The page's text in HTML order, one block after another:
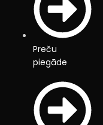
Preču
piegāde